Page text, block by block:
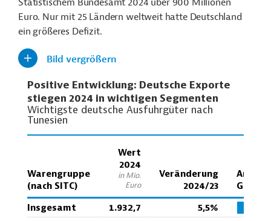
Statistischem Bundesamt 2024 über 900 Millionen
Euro. Nur mit 25 Ländern weltweit hatte Deutschland
ein größeres Defizit.
Bild vergrößern